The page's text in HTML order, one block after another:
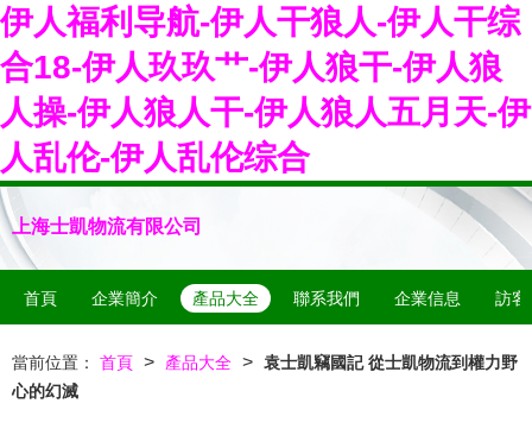
伊人福利导航-伊人干狼人-伊人干综
合18-伊人玖玖艹-伊人狼干-伊人狼
人操-伊人狼人干-伊人狼人五月天-伊
人乱伦-伊人乱伦综合
上海士凱物流有限公司
首頁 企業簡介 產品大全 聯系我們 企業信息 訪客
當前位置： 首頁 > 產品大全 > 袁士凱竊國記 從士凱物流到權力野
心的幻滅